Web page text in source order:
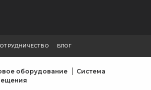
БЛОГ
оборудование
Система